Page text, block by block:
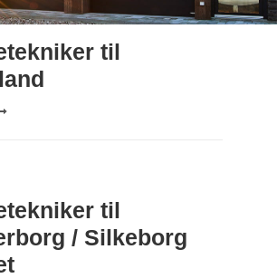
til
til
/ Silkeborg